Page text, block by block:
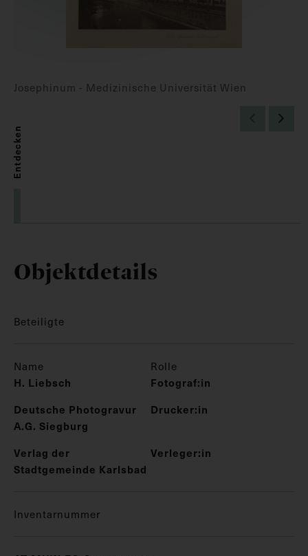
Josephinum - Medizinische Universität Wien
Entdecken
Objektdetails
Beteiligte
Name Rolle
H. Liebsch
Fotograf:in
Deutsche Photogravur
A.G. Siegburg
Drucker:in
Verlag der
Stadtgemeinde Karlsbad
Verleger:in
Inventarnummer